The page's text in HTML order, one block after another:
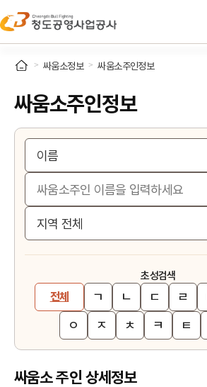
싸움소정보 싸움소주인정보
싸움소주인정보
초성검색
전체 ㄱ ㄴ ㄷ ㄹ
ㅇ
ㅈ ㅊ ㅋ ㅌ
싸움소 주인 상세정보